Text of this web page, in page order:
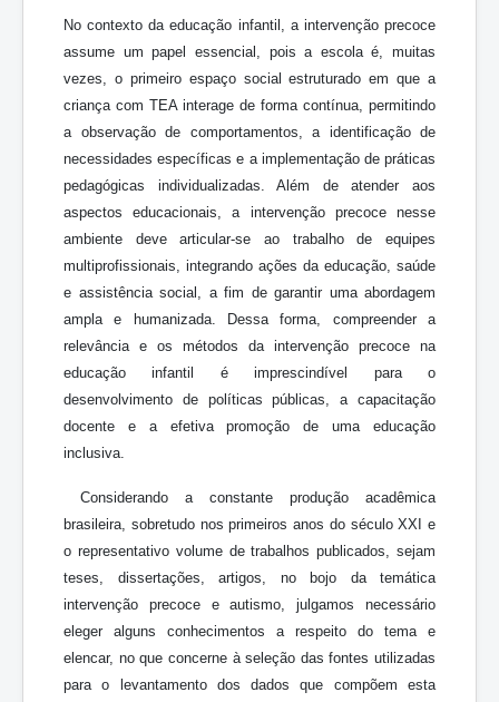
No contexto da educação infantil, a intervenção precoce
assume um papel essencial, pois a escola é, muitas
vezes, o primeiro espaço social estruturado em que a
criança com TEA interage de forma contínua, permitindo
a observação de comportamentos, a identificação de
necessidades específicas e a implementação de práticas
pedagógicas individualizadas. Além de atender aos
aspectos educacionais, a intervenção precoce nesse
ambiente deve articular-se ao trabalho de equipes
multiprofissionais, integrando ações da educação, saúde
e assistência social, a fim de garantir uma abordagem
ampla e humanizada. Dessa forma, compreender a
relevância e os métodos da intervenção precoce na
educação infantil é imprescindível para o
desenvolvimento de políticas públicas, a capacitação
docente e a efetiva promoção de uma educação
inclusiva.
Considerando a constante produção acadêmica
brasileira, sobretudo nos primeiros anos do século XXI e
o representativo volume de trabalhos publicados, sejam
teses, dissertações, artigos, no bojo da temática
intervenção precoce e autismo, julgamos necessário
eleger alguns conhecimentos a respeito do tema e
elencar, no que concerne à seleção das fontes utilizadas
para o levantamento dos dados que compõem esta